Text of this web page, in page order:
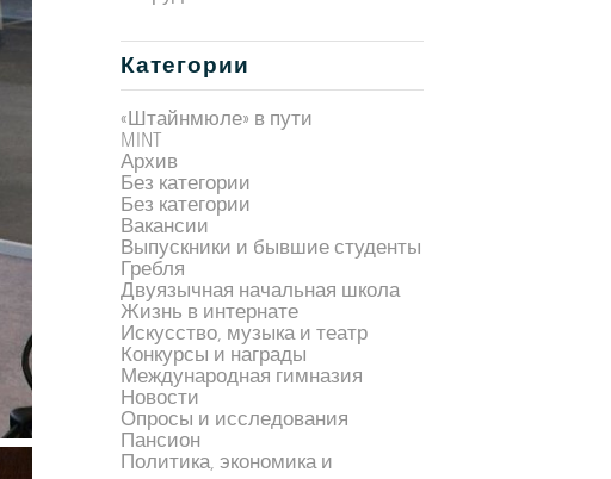
Категории
«Штайнмюле» в пути
MINT
Архив
Без категории
Без категории
Вакансии
Выпускники и бывшие студенты
Гребля
Двуязычная начальная школа
Жизнь в интернате
Искусство, музыка и театр
Конкурсы и награды
Международная гимназия
Новости
Опросы и исследования
Пансион
Политика, экономика и